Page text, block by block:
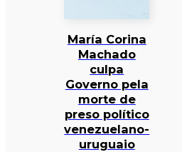
María Corina
Machado
culpa
Governo pela
morte de
preso político
venezuelano-
uruguaio